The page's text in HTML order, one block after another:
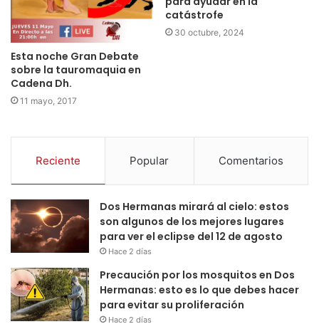
Esta noche Gran Debate
sobre la tauromaquia en
Cadena Dh.
11 mayo, 2017
catástrofe
30 octubre, 2024
Reciente Popular Comentarios
Dos Hermanas mirará al cielo: estos
son algunos de los mejores lugares
para ver el eclipse del 12 de agosto
Hace 2 días
Precaución por los mosquitos en Dos
Hermanas: esto es lo que debes hacer
para evitar su proliferación
Hace 2 días